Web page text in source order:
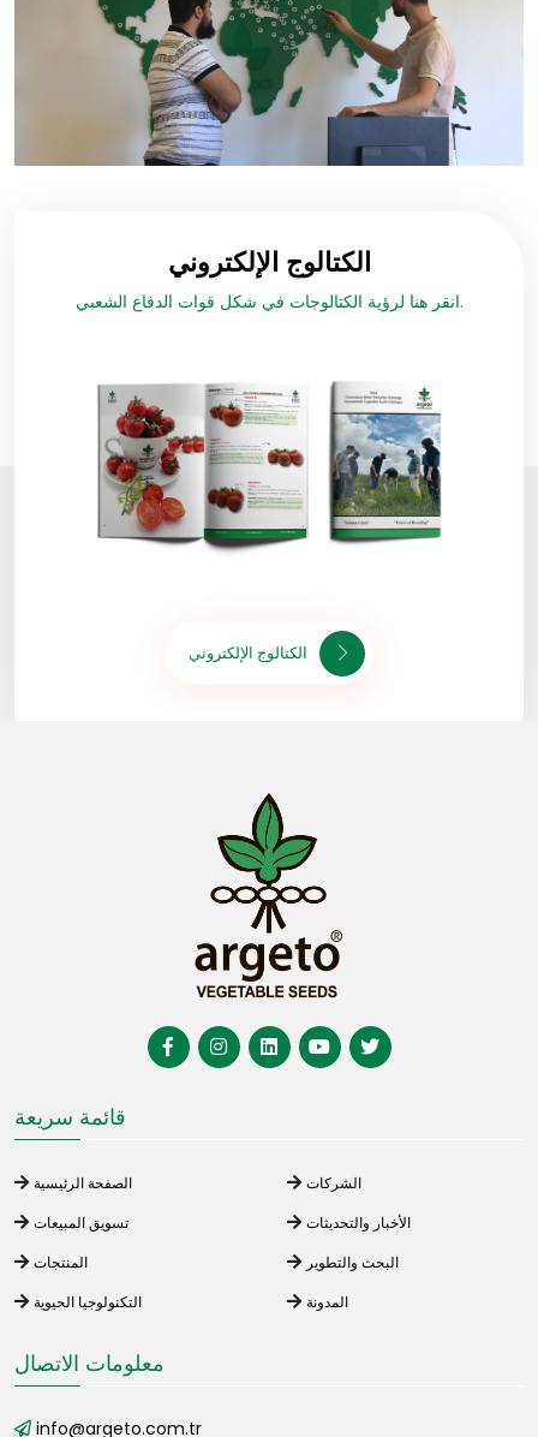
الكتالوج الإلكتروني
انقر هنا لرؤية الكتالوجات في شكل قوات الدفاع الشعبي.
الكتالوج الإلكتروني
قائمة سريعة
الصفحة الرئيسية
الشركات
تسويق المبيعات
الأخبار والتحديثات
المنتجات
البحث والتطوير
التكنولوجيا الحيوية
المدونة
معلومات الاتصال
info@argeto.com.tr